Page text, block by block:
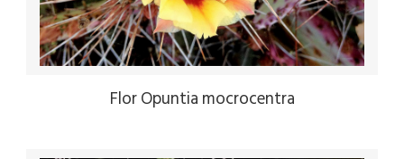
Flor Opuntia mocrocentra